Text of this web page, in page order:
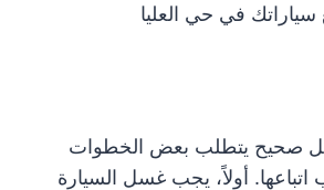
سياراتك في حي العليا
صحيح يتطلب بعض الخطوات
اتباعها. أولاً، يجب غسل السيارة